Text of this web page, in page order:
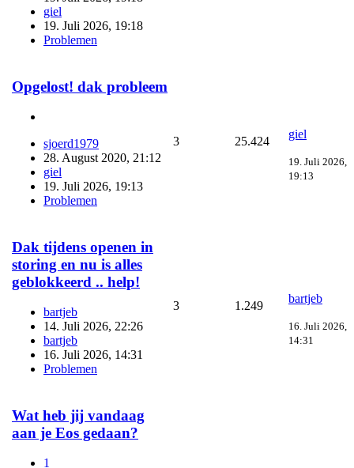
giel
19. Juli 2026, 19:18
Problemen
Opgelost! dak probleem
sjoerd1979
28. August 2020, 21:12
giel
19. Juli 2026, 19:13
Problemen
3 25.424
giel
19. Juli 2026,
19:13
Dak tijdens openen in
storing en nu is alles
geblokkeerd .. help!
bartjeb
14. Juli 2026, 22:26
bartjeb
16. Juli 2026, 14:31
Problemen
3 1.249
bartjeb
16. Juli 2026,
14:31
Wat heb jij vandaag
aan je Eos gedaan?
1